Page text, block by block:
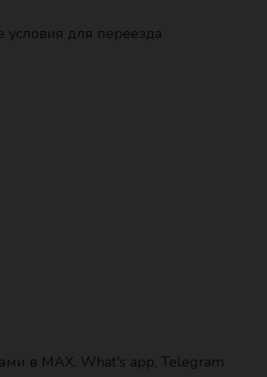
для переезда
в MAX, What's app, Telegram